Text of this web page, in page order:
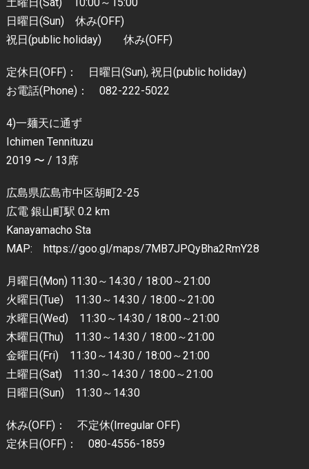
土曜日(Sat) 10:00～15:00
日曜日(Sun) 休み(OFF)
祝日(public holiday) 休み(OFF)
定休日(OFF)： 日曜日(Sun), 祝日(public holiday)
お電話(Phone)： 082-222-5022
4)一麺天に通ず
Ichimen Tennituzu
2019 〜 / 13席
広島県広島市中区胡町2-25
広電 銀山町駅 0.2 km
Kanayamacho Sta
MAP: https://goo.gl/maps/7MB7JPQyBha2RmY28
月曜日(Mon) 11:30～14:30 / 18:00～21:00
火曜日(Tue) 11:30～14:30 / 18:00～21:00
水曜日(Wed) 11:30～14:30 / 18:00～21:00
木曜日(Thu) 11:30～14:30 / 18:00～21:00
金曜日(Fri) 11:30～14:30 / 18:00～21:00
土曜日(Sat) 11:30～14:30 / 18:00～21:00
日曜日(Sun) 11:30～14:30
休み(OFF)： 不定休(Irregular OFF)
定休日(OFF)： 080-4556-1859